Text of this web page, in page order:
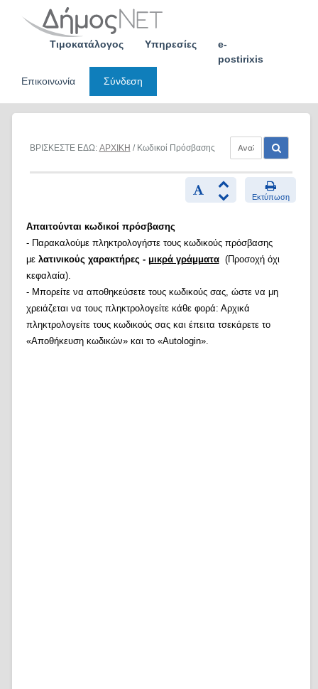
Τιμοκατάλογος Υπηρεσίες
e-
postirixis
Επικοινωνία
Σύνδεση
ΒΡΙΣΚΕΣΤΕ ΕΔΩ: ΑΡΧΙΚΗ / Κωδικοί Πρόσβασης
Εκτύπωση
Απαιτούνται κωδικοί πρόσβασης
- Παρακαλούμε πληκτρολογήστε τους κωδικούς πρόσβασης
με λατινικούς χαρακτήρες - μικρά γράμματα(Προσοχή όχι
κεφαλαία).
- Μπορείτε να αποθηκεύσετε τους κωδικούς σας, ώστε να μη
χρειάζεται να τους πληκτρολογείτε κάθε φορά: Αρχικά
πληκτρολογείτε τους κωδικούς σας και έπειτα τσεκάρετε το
«Αποθήκευση κωδικών» και το «Autologin».